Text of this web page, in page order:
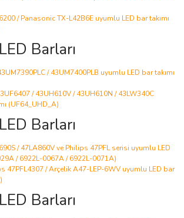
/ Panasonic TX-L42B6E uyumlu LED bar takımı
Barları
/ 43UM7400PLB uyumlu LED bar takımı
/ 43UH610V / 43UH610N / 43LW340C
(UF64_UHD_A)
Barları
/ 47LA860V ve Philips 47PFL serisi uyumlu LED
/ 6922L-0067A / 6922L-0071A)
47PFL4307 / Arçelik A47-LEP-6WV uyumlu LED bar
Barları